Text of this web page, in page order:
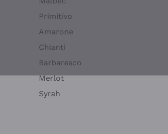
Primitivo
Amarone
Chianti
Barbaresco
Merlot
Syrah